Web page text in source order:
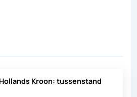
Kroon: tussenstand